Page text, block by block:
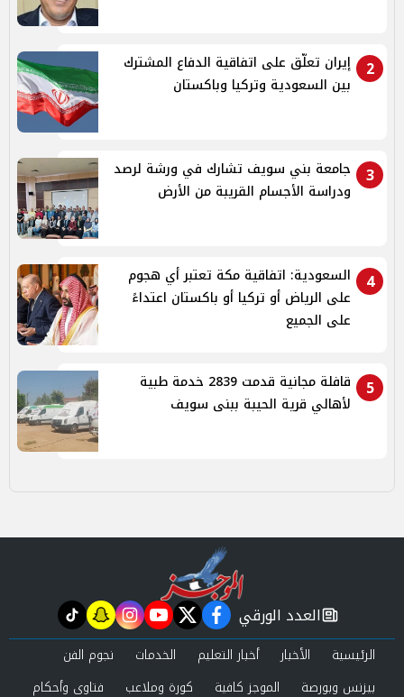
2
إيران تعلّق على اتفاقية الدفاع المشترك
بين السعودية وتركيا وباكستان
3
جامعة بني سويف تشارك في ورشة لرصد
ودراسة الأجسام القريبة من الأرض
4
السعودية: اتفاقية مكة تعتبر أي هجوم
على الرياض أو تركيا أو باكستان اعتداءً
على الجميع
5
قافلة مجانية قدمت 2839 خدمة طبية
لأهالي قرية الحيبة ببنى سويف
newspaper
العدد الورقي facebook
twitter
youtube
instagram
snapchat
tiktok
الرئيسية الأخبار أخبار التعليم الخدمات
نجوم الفن
بيزنس وبورصة
الموجز كافية كورة وملاعب فتاوى وأحكام